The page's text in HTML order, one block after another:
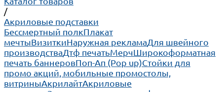
/
Акриловые подставки
Бессмертный полкПлакат
мечтыВизиткиНаружная рекламаДля швейного
производстваДтф печатьМерчШирокоформатная
печать баннеровПоп-Ап (Pop up)Cтойки для
промо акций, мобильные промостолы,
витриныАкрилайтАкриловые